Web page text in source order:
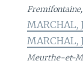
Fremifontaine,
Meurthe-et-